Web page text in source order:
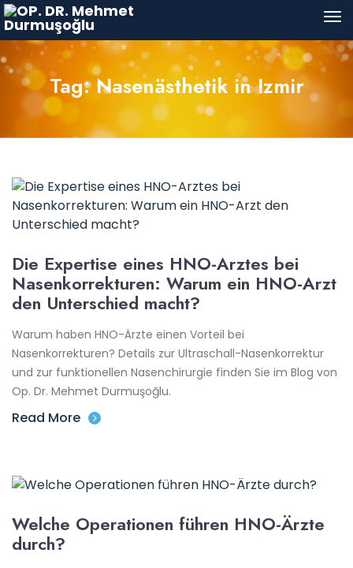
Tag: Nasenästhetik in Izmir
Die Expertise eines HNO-Arztes bei
Nasenkorrekturen: Warum ein HNO-Arzt
den Unterschied macht?
Warum haben HNO-Ärzte einen Vorteil bei
Nasenkorrekturen? Details zur Ultraschall-Nasenkorrektur
und zur funktionellen Nasenchirurgie finden Sie im Blog von
Op. Dr. Mehmet Durmuşoğlu.
Read More
Welche Operationen führen HNO-Ärzte
durch?